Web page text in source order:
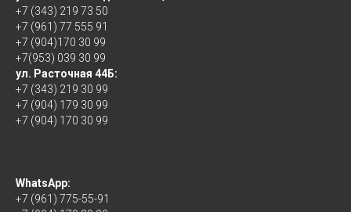
+7 (343) 219 73 50
+7 (961) 77 555 91
+7 (904)170 30 99
+7(953) 039 30 99
ул. Расточная 44Б:
+7 (343) 219 30 99
+7 (904) 179 30 99
+7 (904) 170 30 99
WhatsApp:
+7 (961) 775-55-91